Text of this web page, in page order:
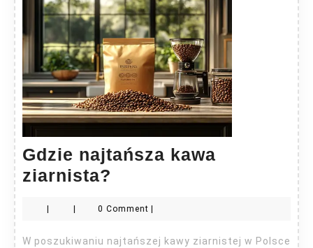
Gdzie najtańsza kawa
ziarnista?
kawa
ziarnista?
| | 0 Comment |
W poszukiwaniu najtańszej kawy ziarnistej w Polsce